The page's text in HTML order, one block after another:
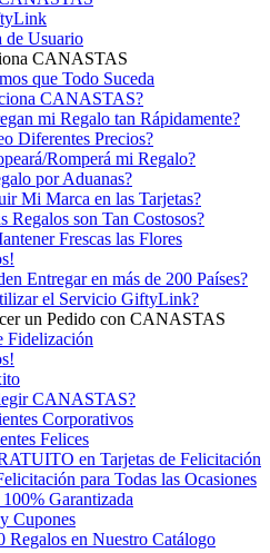
de Usuario
CANASTAS
que Todo Suceda
CANASTAS?
mi Regalo tan Rápidamente?
Diferentes Precios?
Romperá mi Regalo?
por Aduanas?
Mi Marca en las Tarjetas?
Regalos son Tan Costosos?
Frescas las Flores
Entregar en más de 200 Países?
el Servicio GiftyLink?
un Pedido con CANASTAS
Fidelización
CANASTAS?
Corporativos
Felices
en Tarjetas de Felicitación
para Todas las Ocasiones
Garantizada
Cupones
Regalos en Nuestro Catálogo